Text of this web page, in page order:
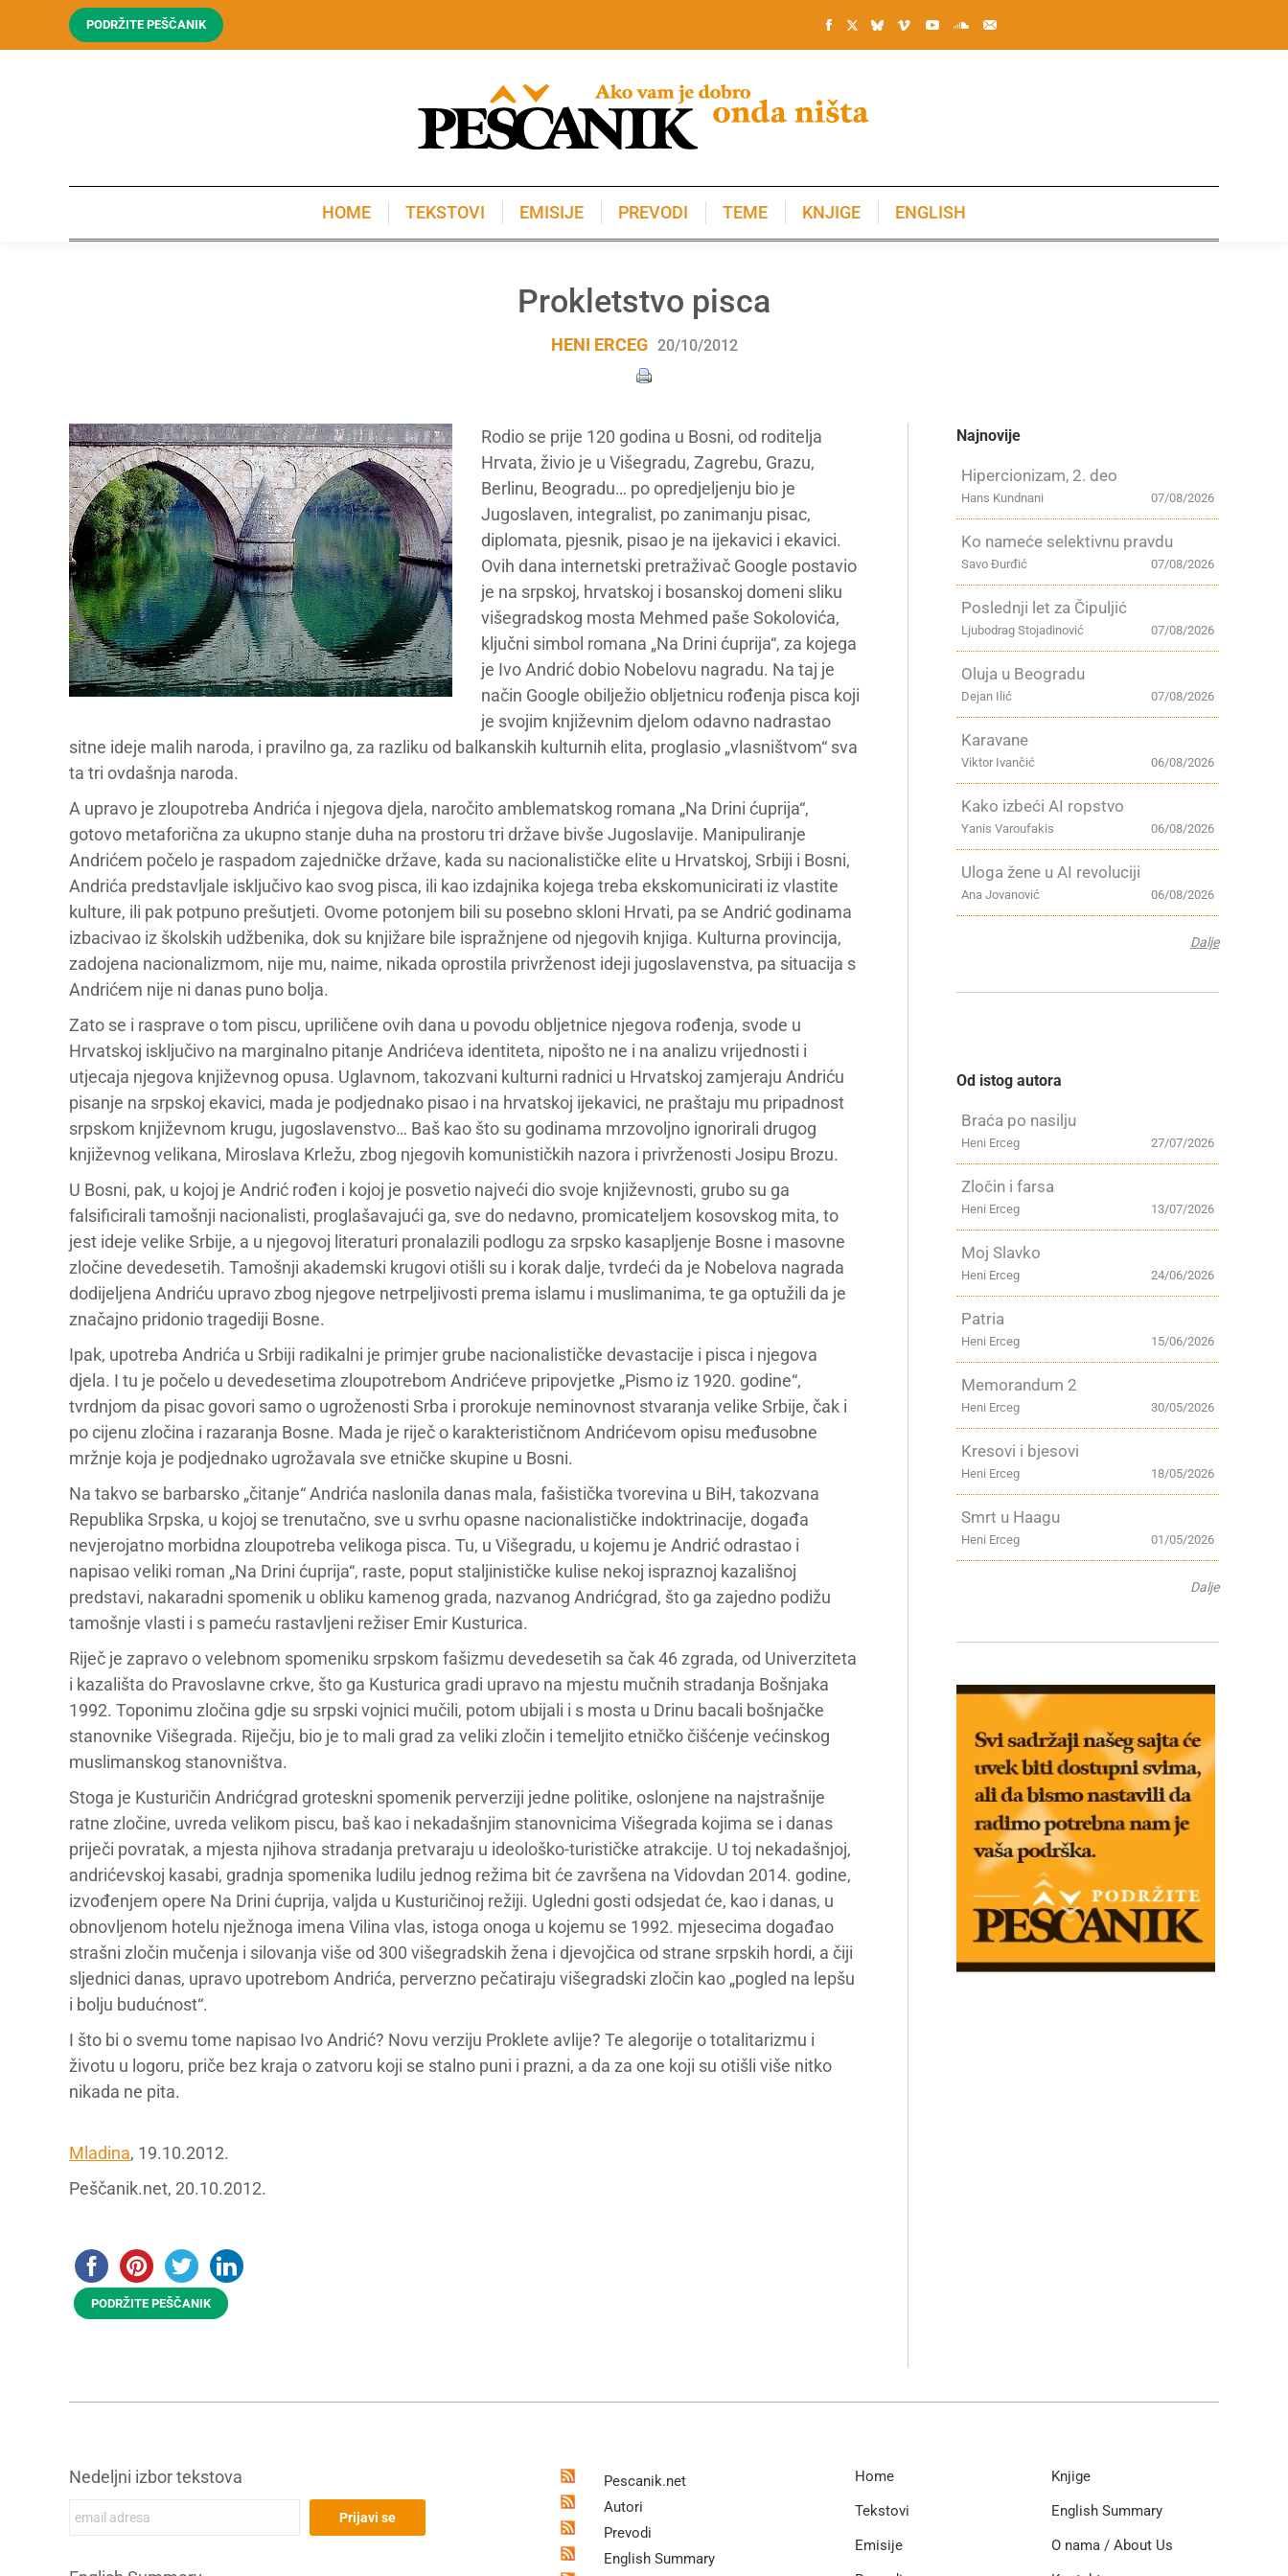
PODRŽITE PEŠČANIK
HOME TEKSTOVI EMISIJE PREVODI TEME KNJIGE ENGLISH
Prokletstvo pisca
HENI ERCEG 20/10/2012
Rodio se prije 120 godina u Bosni, od roditelja
Hrvata, živio je u Višegradu, Zagrebu, Grazu,
Berlinu, Beogradu… po opredjeljenju bio je
Jugoslaven, integralist, po zanimanju pisac,
diplomata, pjesnik, pisao je na ijekavici i ekavici.
Ovih dana internetski pretraživač Google postavio
je na srpskoj, hrvatskoj i bosanskoj domeni sliku
višegradskog mosta Mehmed paše Sokolovića,
ključni simbol romana „Na Drini ćuprija“, za kojega
je Ivo Andrić dobio Nobelovu nagradu. Na taj je
način Google obilježio obljetnicu rođenja pisca koji
je svojim književnim djelom odavno nadrastao
sitne ideje malih naroda, i pravilno ga, za razliku od balkanskih kulturnih elita, proglasio „vlasništvom“ sva
ta tri ovdašnja naroda.
A upravo je zloupotreba Andrića i njegova djela, naročito amblematskog romana „Na Drini ćuprija“,
gotovo metaforična za ukupno stanje duha na prostoru tri države bivše Jugoslavije. Manipuliranje
Andrićem počelo je raspadom zajedničke države, kada su nacionalističke elite u Hrvatskoj, Srbiji i Bosni,
Andrića predstavljale isključivo kao svog pisca, ili kao izdajnika kojega treba ekskomunicirati iz vlastite
kulture, ili pak potpuno prešutjeti. Ovome potonjem bili su posebno skloni Hrvati, pa se Andrić godinama
izbacivao iz školskih udžbenika, dok su knjižare bile ispražnjene od njegovih knjiga. Kulturna provincija,
zadojena nacionalizmom, nije mu, naime, nikada oprostila privrženost ideji jugoslavenstva, pa situacija s
Andrićem nije ni danas puno bolja.
Zato se i rasprave o tom piscu, upriličene ovih dana u povodu obljetnice njegova rođenja, svode u
Hrvatskoj isključivo na marginalno pitanje Andrićeva identiteta, nipošto ne i na analizu vrijednosti i
utjecaja njegova književnog opusa. Uglavnom, takozvani kulturni radnici u Hrvatskoj zamjeraju Andriću
pisanje na srpskoj ekavici, mada je podjednako pisao i na hrvatskoj ijekavici, ne praštaju mu pripadnost
srpskom književnom krugu, jugoslavenstvo… Baš kao što su godinama mrzovoljno ignorirali drugog
književnog velikana, Miroslava Krležu, zbog njegovih komunističkih nazora i privrženosti Josipu Brozu.
U Bosni, pak, u kojoj je Andrić rođen i kojoj je posvetio najveći dio svoje književnosti, grubo su ga
falsificirali tamošnji nacionalisti, proglašavajući ga, sve do nedavno, promicateljem kosovskog mita, to
jest ideje velike Srbije, a u njegovoj literaturi pronalazili podlogu za srpsko kasapljenje Bosne i masovne
zločine devedesetih. Tamošnji akademski krugovi otišli su i korak dalje, tvrdeći da je Nobelova nagrada
dodijeljena Andriću upravo zbog njegove netrpeljivosti prema islamu i muslimanima, te ga optužili da je
značajno pridonio tragediji Bosne.
Ipak, upotreba Andrića u Srbiji radikalni je primjer grube nacionalističke devastacije i pisca i njegova
djela. I tu je počelo u devedesetima zloupotrebom Andrićeve pripovjetke „Pismo iz 1920. godine“,
tvrdnjom da pisac govori samo o ugroženosti Srba i prorokuje neminovnost stvaranja velike Srbije, čak i
po cijenu zločina i razaranja Bosne. Mada je riječ o karakterističnom Andrićevom opisu međusobne
mržnje koja je podjednako ugrožavala sve etničke skupine u Bosni.
Na takvo se barbarsko „čitanje“ Andrića naslonila danas mala, fašistička tvorevina u BiH, takozvana
Republika Srpska, u kojoj se trenutačno, sve u svrhu opasne nacionalističke indoktrinacije, događa
nevjerojatno morbidna zloupotreba velikoga pisca. Tu, u Višegradu, u kojemu je Andrić odrastao i
napisao veliki roman „Na Drini ćuprija“, raste, poput staljinističke kulise nekoj ispraznoj kazališnoj
predstavi, nakaradni spomenik u obliku kamenog grada, nazvanog Andrićgrad, što ga zajedno podižu
tamošnje vlasti i s pameću rastavljeni režiser Emir Kusturica.
Riječ je zapravo o velebnom spomeniku srpskom fašizmu devedesetih sa čak 46 zgrada, od Univerziteta
i kazališta do Pravoslavne crkve, što ga Kusturica gradi upravo na mjestu mučnih stradanja Bošnjaka
1992. Toponimu zločina gdje su srpski vojnici mučili, potom ubijali i s mosta u Drinu bacali bošnjačke
stanovnike Višegrada. Riječju, bio je to mali grad za veliki zločin i temeljito etničko čišćenje većinskog
muslimanskog stanovništva.
Stoga je Kusturičin Andrićgrad groteskni spomenik perverziji jedne politike, oslonjene na najstrašnije
ratne zločine, uvreda velikom piscu, baš kao i nekadašnjim stanovnicima Višegrada kojima se i danas
priječi povratak, a mjesta njihova stradanja pretvaraju u ideološko-turističke atrakcije. U toj nekadašnjoj,
andrićevskoj kasabi, gradnja spomenika ludilu jednog režima bit će završena na Vidovdan 2014. godine,
izvođenjem opere Na Drini ćuprija, valjda u Kusturičinoj režiji. Ugledni gosti odsjedat će, kao i danas, u
obnovljenom hotelu nježnoga imena Vilina vlas, istoga onoga u kojemu se 1992. mjesecima događao
strašni zločin mučenja i silovanja više od 300 višegradskih žena i djevojčica od strane srpskih hordi, a čiji
sljednici danas, upravo upotrebom Andrića, perverzno pečatiraju višegradski zločin kao „pogled na lepšu
i bolju budućnost“.
I što bi o svemu tome napisao Ivo Andrić? Novu verziju Proklete avlije? Te alegorije o totalitarizmu i
životu u logoru, priče bez kraja o zatvoru koji se stalno puni i prazni, a da za one koji su otišli više nitko
nikada ne pita.
Mladina, 19.10.2012.
Peščanik.net, 20.10.2012.
PODRŽITE PEŠČANIK
Najnovije
Hipercionizam, 2. deo
07/08/2026
Hans Kundnani
Ko nameće selektivnu pravdu
07/08/2026
Savo Đurđić
Poslednji let za Čipuljić
07/08/2026
Ljubodrag Stojadinović
Oluja u Beogradu
07/08/2026
Dejan Ilić
Karavane
06/08/2026
Viktor Ivančić
Kako izbeći AI ropstvo
06/08/2026
Yanis Varoufakis
Uloga žene u AI revoluciji
06/08/2026
Ana Jovanović
Dalje
Od istog autora
Braća po nasilju
27/07/2026
Heni Erceg
Zločin i farsa
13/07/2026
Heni Erceg
Moj Slavko
24/06/2026
Heni Erceg
Patria
15/06/2026
Heni Erceg
Memorandum 2
30/05/2026
Heni Erceg
Kresovi i bjesovi
18/05/2026
Heni Erceg
Smrt u Haagu
01/05/2026
Heni Erceg
Dalje
Nedeljni izbor tekstova
Pescanik.net
Autori
Prevodi
English Summary
Home
Tekstovi
Emisije
Knjige
English Summary
O nama / About Us
KNJIGE ENGLISH